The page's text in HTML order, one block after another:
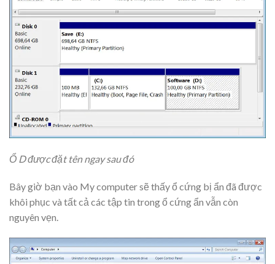
Ổ D được đặt tên ngay sau đó
Bây giờ bạn vào My computer sẽ thấy ổ cứng bị ẩn đã được
khôi phục và tất cả các tập tin trong ổ cứng ẩn vẫn còn
nguyên vẹn.